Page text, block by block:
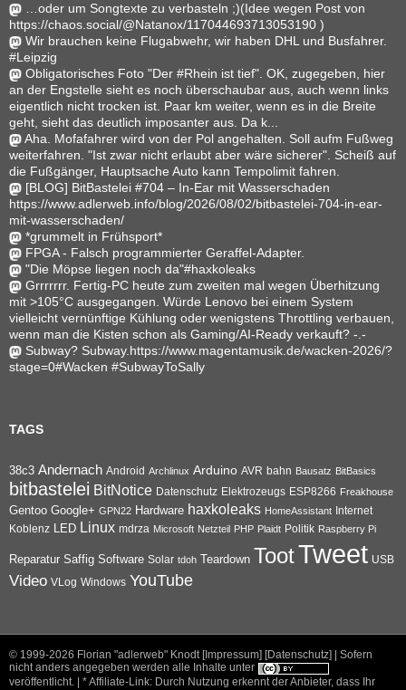
…oder um Songtexte zu verbasteln ;)(Idee wegen Post von
https://chaos.social/@Natanox/117044693713053190 )
Wir brauchen keine Flugabwehr, wir haben DHL und Busfahrer.
#Leipzig
Obligatorisches Foto "Der #Rhein ist tief". OK, zugegeben, hier
an der Engstelle sieht es noch überschaubar aus, auch wenn links
eigentlich nicht trocken ist. Paar km weiter, wenn es in die Breite
geht, sieht das deutlich imposanter aus. Da k...
Aha. Mofafahrer wird von der Pol angehalten. Soll aufm Fußweg
weiterfahren. "Ist zwar nicht erlaubt aber wäre sicherer". Scheiß auf
die Fußgänger, Hauptsache Auto kann Tempolimit fahren.
[BLOG] BitBastelei #704 – In-Ear mit Wasserschaden
https://www.adlerweb.info/blog/2026/08/02/bitbastelei-704-in-ear-
mit-wasserschaden/
*grummelt in Frühsport*
FPGA - Falsch programmierter Geraffel-Adapter.
"Die Möpse liegen noch da"#haxkoleaks
Grrrrrrr. Fertig-PC heute zum zweiten mal wegen Überhitzung
mit >105°C ausgegangen. Würde Lenovo bei einem System
vielleicht vernünftige Kühlung oder wenigstens Throttling verbauen,
wenn man die Kisten schon als Gaming/AI-Ready verkauft? -.-
Subway? Subway.https://www.magentamusik.de/wacken-2026/?
stage=0#Wacken #SubwayToSally
TAGS
38c3 Andernach Android Archlinux Arduino AVR bahn Bausatz BitBasics
bitbastelei BitNotice Datenschutz Elektrozeugs ESP8266 Freakhouse
Gentoo Google+ GPN22 Hardware haxkoleaks HomeAssistant Internet
Koblenz LED Linux mdrza Microsoft Netzteil PHP Plaidt Politik Raspberry Pi
Reparatur Saffig Software Solar tdoh Teardown TootTweet USB
Video VLog Windows YouTube
© 1999-2026 Florian "adlerweb" Knodt [Impressum] [Datenschutz] | Sofern
nicht anders angegeben werden alle Inhalte unter
veröffentlicht. | * Affiliate-Link: Durch Nutzung erkennt der Anbieter, dass Ihr